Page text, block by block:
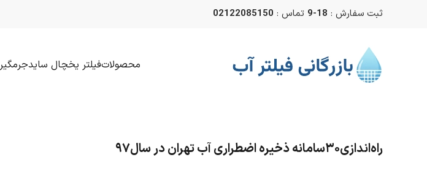
ثبت سفارش : 18-9 تماس : 02122085150
محصولاتفیلتر یخچال ساید
راه‌اندازی۳۰سامانه ذخیره اضطراری آب تهران در سال۹۷